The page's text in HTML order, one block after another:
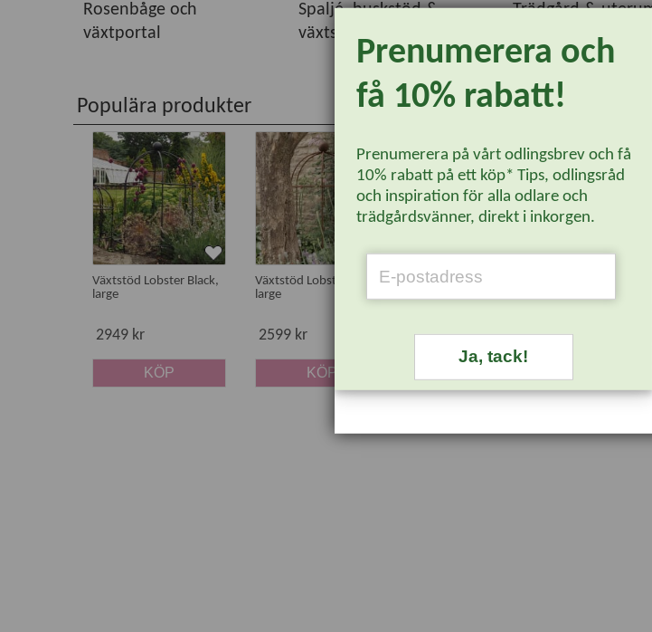
Rosenbåge och
växtportal
Spaljé, buskstöd &
växtstöd
Trädgård &
Populära produkter
Växtstöd Lobster Black,
large
2949 kr
KÖP
Växtstöd Lobster Rost,
large
2599 kr
KÖP
Spaljé Cone Wire
3439 kr
Spaljé Cone
Obelisks
Prenumerera och
få 10% rabatt!
Prenumerera på vårt odlingsbrev och få
10% rabatt på ett köp* Tips, odlingsråd
och inspiration för alla odlare och
trädgårdsvänner, direkt i inkorgen.
Ja, tack!